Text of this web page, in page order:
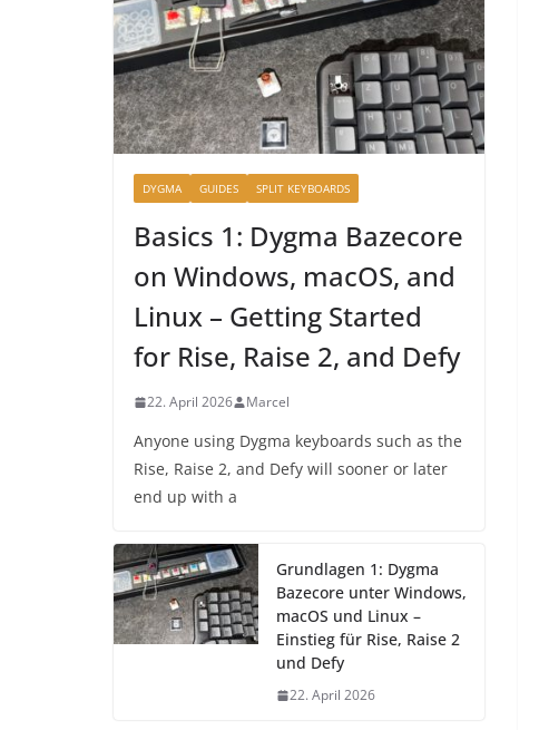
DYGMA GUIDES SPLIT KEYBOARDS
Basics 1: Dygma Bazecore
on Windows, macOS, and
Linux – Getting Started
for Rise, Raise 2, and Defy
22. April 2026 Marcel
Anyone using Dygma keyboards such as the
Rise, Raise 2, and Defy will sooner or later
end up with a
Grundlagen 1: Dygma
Bazecore unter Windows,
macOS und Linux –
Einstieg für Rise, Raise 2
und Defy
22. April 2026